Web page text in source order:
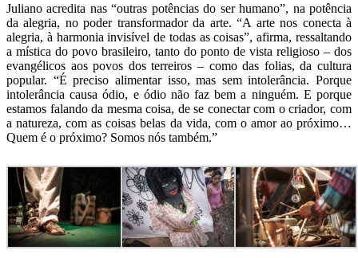
Juliano acredita nas “outras potências do ser humano”, na potência
da alegria, no poder transformador da arte. “A arte nos conecta à
alegria, à harmonia invisível de todas as coisas”, afirma, ressaltando
a mística do povo brasileiro, tanto do ponto de vista religioso – dos
evangélicos aos povos dos terreiros – como das folias, da cultura
popular. “É preciso alimentar isso, mas sem intolerância. Porque
intolerância causa ódio, e ódio não faz bem a ninguém. E porque
estamos falando da mesma coisa, de se conectar com o criador, com
a natureza, com as coisas belas da vida, com o amor ao próximo…
Quem é o próximo? Somos nós também.”